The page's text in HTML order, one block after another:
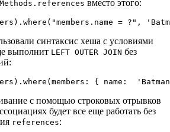
вместо этого:
синтаксис хеша с условиями
выполнит LEFT OUTER JOIN без
с помощью строковых отрывков
будет все еще работать без
references: